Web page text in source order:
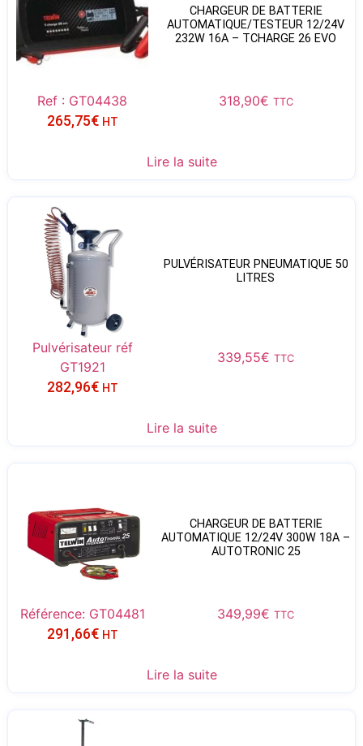
CHARGEUR DE BATTERIE
AUTOMATIQUE/TESTEUR 12/24V
232W 16A – TCHARGE 26 EVO
Ref : GT04438 318,90€ TTC
265,75€ HT
Lire la suite
PULVÉRISATEUR PNEUMATIQUE 50
LITRES
Pulvérisateur réf
GT1921
339,55€ TTC
282,96€ HT
Lire la suite
CHARGEUR DE BATTERIE
AUTOMATIQUE 12/24V 300W 18A –
AUTOTRONIC 25
Référence: GT04481 349,99€ TTC
291,66€ HT
Lire la suite